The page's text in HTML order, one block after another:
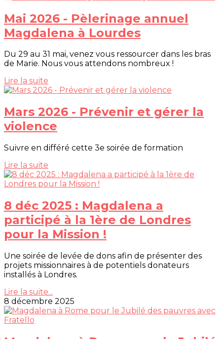
Mai 2026 - Pèlerinage annuel
Magdalena à Lourdes
Du 29 au 31 mai, venez vous ressourcer dans les bras
de Marie. Nous vous attendons nombreux !
Lire la suite
Mars 2026 - Prévenir et gérer la
violence
Suivre en différé cette 3e soirée de formation
Lire la suite
8 déc 2025 : Magdalena a
participé à la 1ère de Londres
pour la Mission !
Une soirée de levée de dons afin de présenter des
projets missionnaires à de potentiels donateurs
installés à Londres.
Lire la suite...
8 décembre 2025